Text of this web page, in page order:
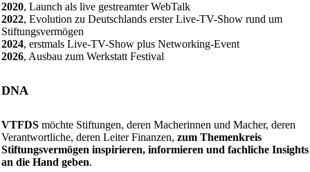
2020, Launch als live gestreamter WebTalk
2022, Evolution zu Deutschlands erster Live-TV-Show rund um
Stiftungsvermögen
2024, erstmals Live-TV-Show plus Networking-Event
2026, Ausbau zum Werkstatt Festival
DNA
VTFDS möchte Stiftungen, deren Macherinnen und Macher, deren
Verantwortliche, deren Leiter Finanzen, zum Themenkreis
Stiftungsvermögen inspirieren, informieren und fachliche Insights
an die Hand geben.